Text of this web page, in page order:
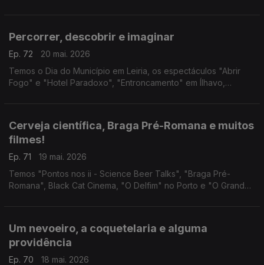
Percorrer, descobrir e imaginar
Ep. 72
20 mai. 2026
Temos o Dia do Município em Leiria, os espectáculos "Abrir
Fogo" e "Hotel Paradoxo", "Entroncamento" em Ílhavo,
Cerveja científica, Braga Pré-Romana e muitos
filmes!
Ep. 71
19 mai. 2026
Temos "Pontos nos ii - Science Beer Talks", "Braga Pré-
Romana", Black Cat Cinema, "O Delfim" no Porto e "O Grande
Um nevoeiro, a coquetelaria e alguma
providência
Ep. 70
18 mai. 2026